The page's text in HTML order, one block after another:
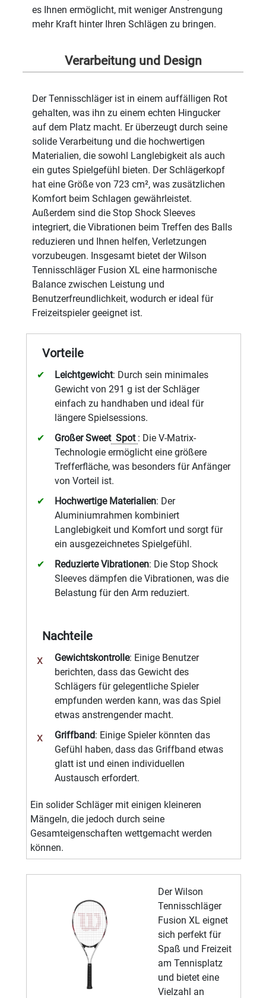
es Ihnen ermöglicht, mit weniger Anstrengung
mehr Kraft hinter Ihren Schlägen zu bringen.
Verarbeitung und Design
Der Tennisschläger ist in einem auffälligen Rot
gehalten, was ihn zu einem echten Hingucker
auf dem Platz macht. Er überzeugt durch seine
solide Verarbeitung und die hochwertigen
Materialien, die sowohl Langlebigkeit als auch
ein gutes Spielgefühl bieten. Der Schlägerkopf
hat eine Größe von 723 cm², was zusätzlichen
Komfort beim Schlagen gewährleistet.
Außerdem sind die Stop Shock Sleeves
integriert, die Vibrationen beim Treffen des Balls
reduzieren und Ihnen helfen, Verletzungen
vorzubeugen. Insgesamt bietet der Wilson
Tennisschläger Fusion XL eine harmonische
Balance zwischen Leistung und
Benutzerfreundlichkeit, wodurch er ideal für
Freizeitspieler geeignet ist.
Vorteile
Leichtgewicht: Durch sein minimales
Gewicht von 291 g ist der Schläger
einfach zu handhaben und ideal für
längere Spielsessions.
Großer Sweet Spot : Die V-Matrix-
Technologie ermöglicht eine größere
Trefferfläche, was besonders für Anfänger
von Vorteil ist.
Hochwertige Materialien: Der
Aluminiumrahmen kombiniert
Langlebigkeit und Komfort und sorgt für
ein ausgezeichnetes Spielgefühl.
Reduzierte Vibrationen: Die Stop Shock
Sleeves dämpfen die Vibrationen, was die
Belastung für den Arm reduziert.
Nachteile
Gewichtskontrolle: Einige Benutzer
berichten, dass das Gewicht des
Schlägers für gelegentliche Spieler
empfunden werden kann, was das Spiel
etwas anstrengender macht.
Griffband: Einige Spieler könnten das
Gefühl haben, dass das Griffband etwas
glatt ist und einen individuellen
Austausch erfordert.
Ein solider Schläger mit einigen kleineren
Mängeln, die jedoch durch seine
Gesamteigenschaften wettgemacht werden
können.
Der Wilson
Tennisschläger
Fusion XL eignet
sich perfekt für
Spaß und Freizeit
am Tennisplatz
und bietet eine
Vielzahl an